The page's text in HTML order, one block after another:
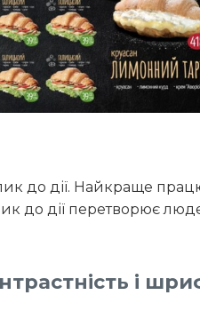
до дії. Найкраще
до дії перетворює
і